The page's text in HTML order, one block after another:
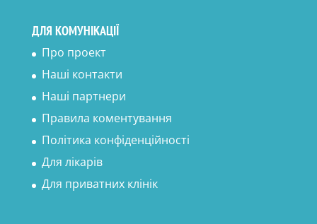
ДЛЯ КОМУНІКАЦІЇ
Про проект
Наші контакти
Наші партнери
Правила коментування
Політика конфіденційності
Для лікарів
Для приватних клінік